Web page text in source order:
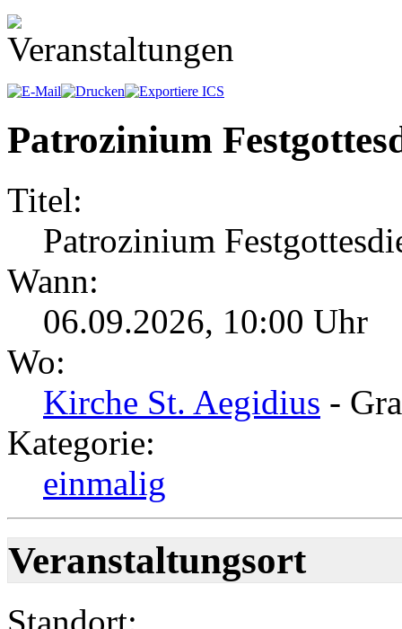
Patrozinium
Titel:
Patrozinium
Wann:
06.09.2026, 10:00 Uhr
Wo:
Kirche St. Aegidius -
Kategorie:
einmalig
Veranstaltungsort
Standort: